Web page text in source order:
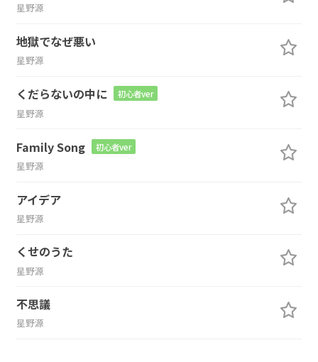
星野源
地獄でなぜ悪い
星野源
くだらないの中に 初心者ver
星野源
Family Song 初心者ver
星野源
アイデア
星野源
くせのうた
星野源
不思議
星野源